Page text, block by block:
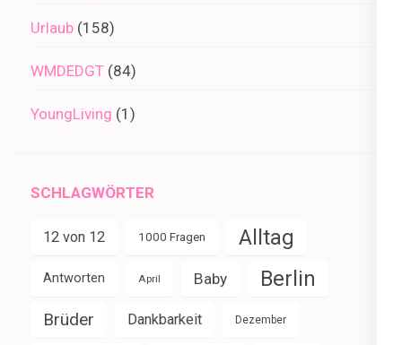
Urlaub (158)
WMDEDGT (84)
YoungLiving (1)
SCHLAGWÖRTER
12 von 12 1000 Fragen Alltag
Antworten April Baby Berlin
Brüder Dankbarkeit Dezember